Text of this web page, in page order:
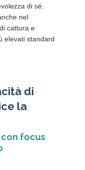
di sé.
nel
cattura e
elevati standard
di
la
focus